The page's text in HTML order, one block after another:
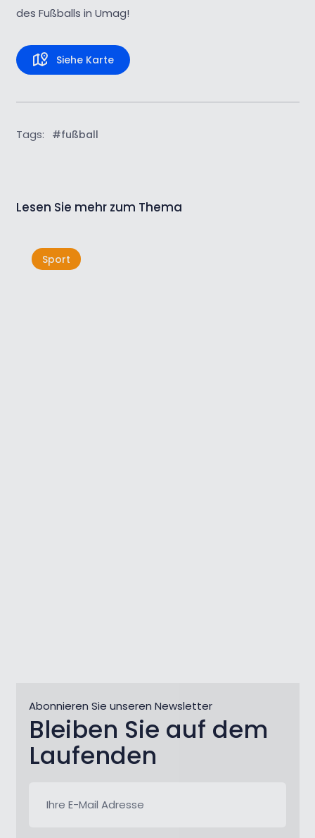
des Fußballs in Umag!
Siehe Karte
Tags: #fußball
Lesen Sie mehr zum Thema
Sport
Abonnieren Sie unseren Newsletter
Bleiben Sie auf dem
Laufenden